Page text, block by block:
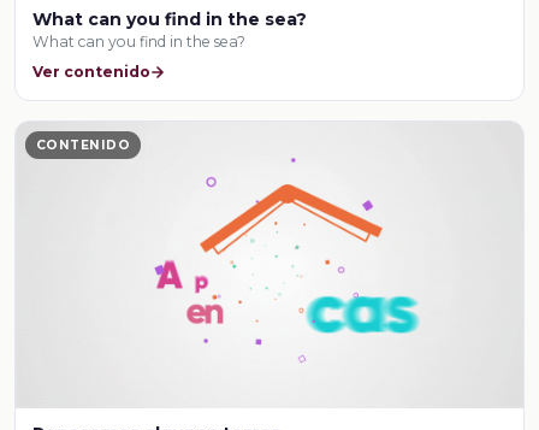
What can you find in the sea?
What can you find in the sea?
Ver contenido
CONTENIDO